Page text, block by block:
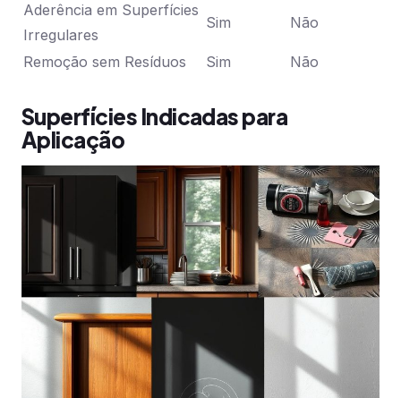
Aderência em Superfícies
Irregulares
Sim Não
Remoção sem Resíduos Sim Não
Superfícies Indicadas para
Aplicação